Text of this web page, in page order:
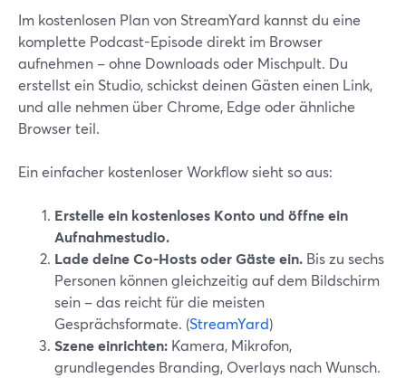
Im kostenlosen Plan von StreamYard kannst du eine
komplette Podcast-Episode direkt im Browser
aufnehmen – ohne Downloads oder Mischpult. Du
erstellst ein Studio, schickst deinen Gästen einen Link,
und alle nehmen über Chrome, Edge oder ähnliche
Browser teil.
Ein einfacher kostenloser Workflow sieht so aus:
Erstelle ein kostenloses Konto und öffne ein
Aufnahmestudio.
Lade deine Co-Hosts oder Gäste ein. Bis zu sechs
Personen können gleichzeitig auf dem Bildschirm
sein – das reicht für die meisten
Gesprächsformate. (StreamYard)
Szene einrichten: Kamera, Mikrofon,
grundlegendes Branding, Overlays nach Wunsch.